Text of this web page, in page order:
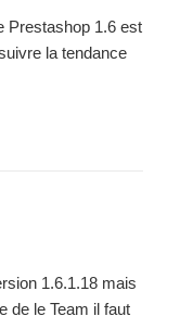
Prestashop 1.6 est
la tendance
1.6.1.18 mais
de le Team il faut